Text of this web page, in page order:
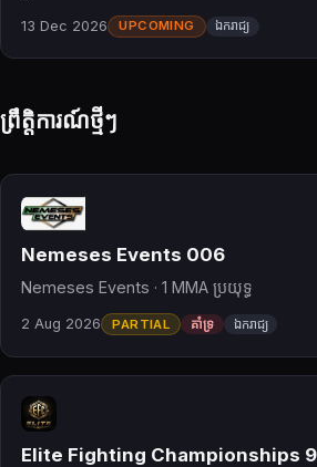
13 Dec 2026 UPCOMING ឯករាជ្យ
ព្រឹត្តិការណ៍ថ្មីៗ
Nemeses Events 006
Nemeses Events · 1 MMA ប្រយុទ្ធ
2 Aug 2026 PARTIAL គាំទ្រ ឯករាជ្យ
Elite Fighting Championships